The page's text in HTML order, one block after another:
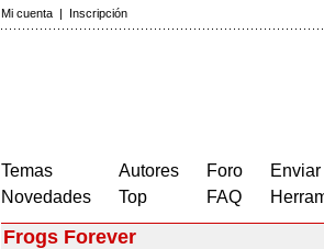
Mi cuenta | Inscripción
Temas
Novedades
Autores
Top
Foro
FAQ
Frogs Forever